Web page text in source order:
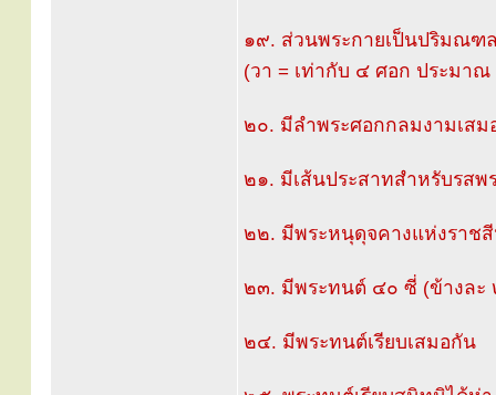
๑๙. ส่วนพระกายเป็นปริมณฑ
(วา = เท่ากับ ๔ ศอก ประมาณ
๒๐. มีลำพระศอกกลมงามเสม
๒๑. มีเส้นประสาทสำหรับรสพ
๒๒. มีพระหนุดุจคางแห่งราช
๒๓. มีพระทนต์ ๔๐ ซี่ (ข้างละ
๒๔. มีพระทนต์เรียบเสมอกัน